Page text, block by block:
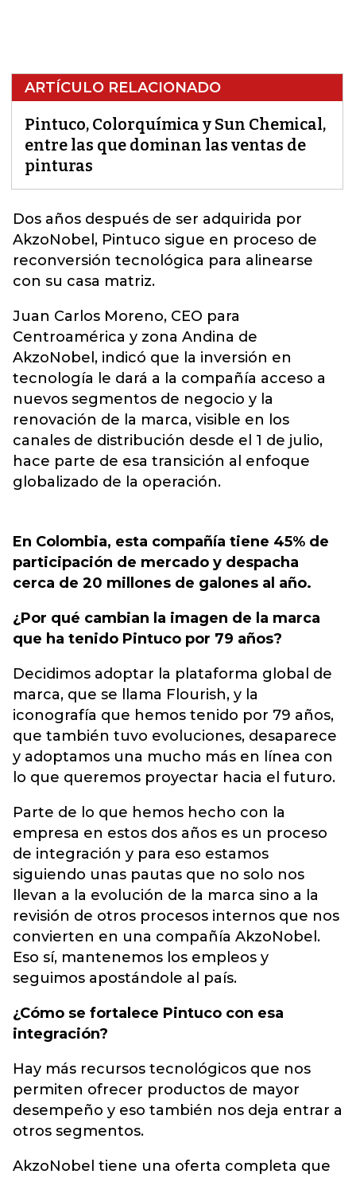
ARTÍCULO RELACIONADO
Pintuco, Colorquímica y Sun Chemical,
entre las que dominan las ventas de
pinturas
Dos años después de ser adquirida por
AkzoNobel, Pintuco sigue en proceso de
reconversión tecnológica para alinearse
con su casa matriz.
Juan Carlos Moreno, CEO para
Centroamérica y zona Andina de
AkzoNobel, indicó que la inversión en
tecnología le dará a la compañía acceso a
nuevos segmentos de negocio y la
renovación de la marca, visible en los
canales de distribución desde el 1 de julio,
hace parte de esa transición al enfoque
globalizado de la operación.
En Colombia, esta compañía tiene 45% de
participación de mercado y despacha
cerca de 20 millones de galones al año.
¿Por qué cambian la imagen de la marca
que ha tenido Pintuco por 79 años?
Decidimos adoptar la plataforma global de
marca, que se llama Flourish, y la
iconografía que hemos tenido por 79 años,
que también tuvo evoluciones, desaparece
y adoptamos una mucho más en línea con
lo que queremos proyectar hacia el futuro.
Parte de lo que hemos hecho con la
empresa en estos dos años es un proceso
de integración y para eso estamos
siguiendo unas pautas que no solo nos
llevan a la evolución de la marca sino a la
revisión de otros procesos internos que nos
convierten en una compañía AkzoNobel.
Eso sí, mantenemos los empleos y
seguimos apostándole al país.
¿Cómo se fortalece Pintuco con esa
integración?
Hay más recursos tecnológicos que nos
permiten ofrecer productos de mayor
desempeño y eso también nos deja entrar a
otros segmentos.
AkzoNobel tiene una oferta completa que